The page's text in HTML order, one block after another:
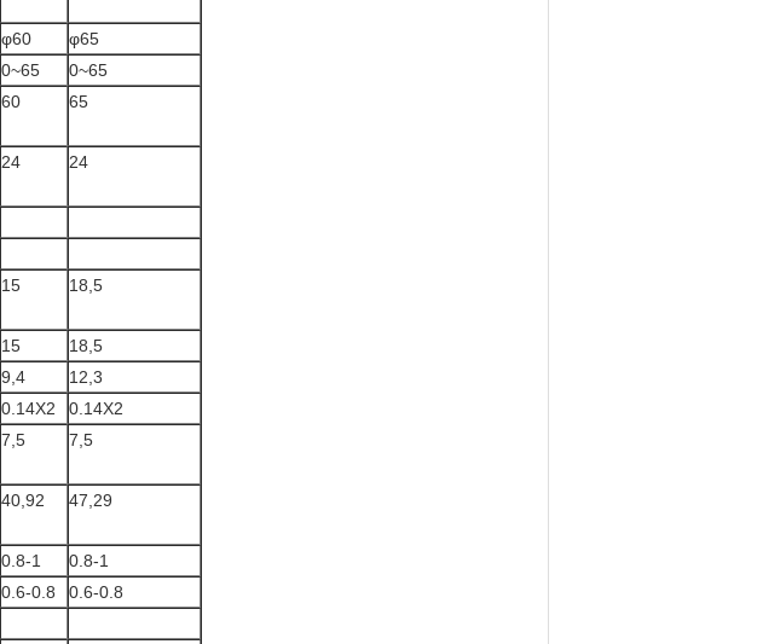
φ60
φ65
0~65
0~65
60 65
24 24
15 18,5
15
18,5
9,4
12,3
0.14X2
0.14X2
7,5 7,5
40,92 47,29
0.8-1
0.8-1
0.6-0.8 0.6-0.8